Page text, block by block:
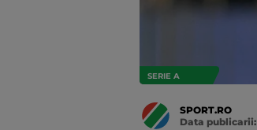
SERIE A
SPORT.RO
Data publicarii: